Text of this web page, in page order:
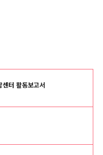
터 활동보고서